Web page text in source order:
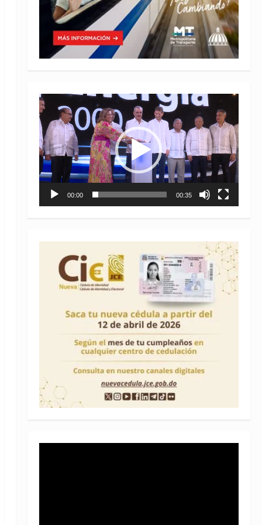
Reproductor
de
vídeo
00:00 00:35